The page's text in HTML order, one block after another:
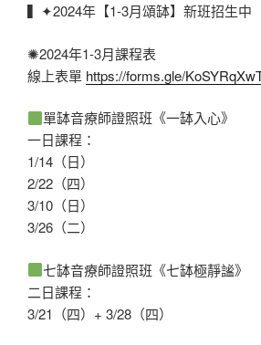
▍✦2024年【1-3月頌缽】新班招生中
✺2024年1-3月課程表
線上表單 https://forms.gle/
單缽音療師證照班《一缽入心》
一日課程：
1/14（日）
2/22（四）
3/10（日）
3/26（二）
七缽音療師證照班《七缽極靜謐》
二日課程：
3/21（四）+ 3/28（四）